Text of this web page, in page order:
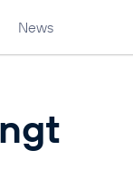
News